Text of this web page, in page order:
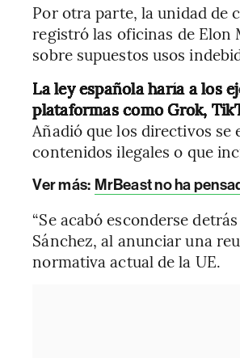
Por otra parte, la unidad de
registró las oficinas de Elon
sobre supuestos usos
La ley española haría a los
plataformas como Grok,
Añadió que los directivos
contenidos ilegales o que
Ver más: MrBeast no ha
“Se acabó esconderse
Sánchez, al anunciar una
normativa actual de la UE.